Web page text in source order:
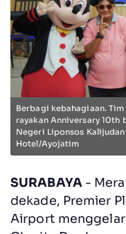
Berbagi kebahagiaan.
rayakan Anniversary 10th
Negeri Liponsos
Hotel/Ayojatim
SURABAYA-
dekade, Premier
Airport